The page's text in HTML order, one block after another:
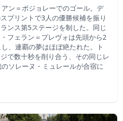
ン＝ボジョレーでのゴール。デ
プリントで3人の優勝候補を振り
ンス第5ステージを制した。同じ
フェラン＝プレヴォは先頭から2
、連覇の夢はほぼ絶たれた。ト
で数十秒を削り合う、その同じレ
ソレーヌ・ミュレールが合宿に